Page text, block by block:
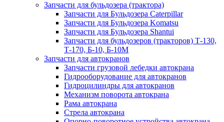
Запчасти для бульдозера (трактора)
Запчасти для Бульдозера Caterpillar
Запчасти для Бульдозера Komatsu
Запчасти для Бульдозера Shantui
Запчасти для бульдозеров (тракторов) Т-130,
Т-170, Б-10, Б-10М
Запчасти для автокранов
Запчасти грузовой лебедки автокрана
Гидрооборудование для автокранов
Гидроцилиндры для автокранов
Механизм поворота автокрана
Рама автокрана
Стрела автокрана